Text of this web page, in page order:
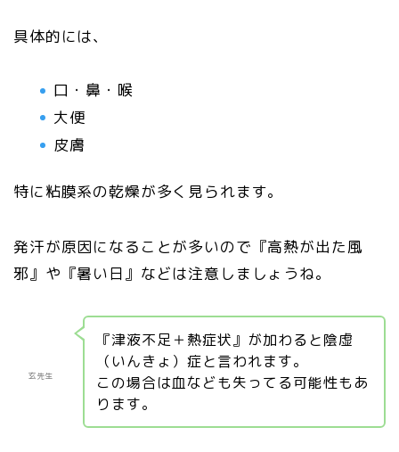
具体的には、
口・鼻・喉
大便
皮膚
特に粘膜系の乾燥が多く見られます。
発汗が原因になることが多いので『高熱が出た風
邪』や『暑い日』などは注意しましょうね。
玄先生
『津液不足＋熱症状』が加わると陰虚
（いんきょ）症と言われます。
この場合は血なども失ってる可能性もあ
ります。